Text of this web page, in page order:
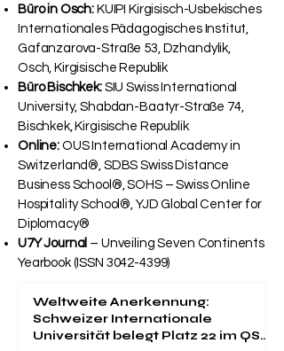
Büro in Osch: KUIPI Kirgisisch-Usbekisches
Internationales Pädagogisches Institut,
Gafanzarova-Straße 53, Dzhandylik,
Osch, Kirgisische Republik
Büro Bischkek:SIU Swiss International
University, Shabdan-Baatyr-Straße 74,
Bischkek, Kirgisische Republik
Online:OUS International Academy in
Switzerland®, SDBS Swiss Distance
Business School®, SOHS – Swiss Online
Hospitality School®, YJD Global Center for
Diplomacy®
U7Y Journal – Unveiling Seven Continents
Yearbook (ISSN 3042-4399)
Weltweite Anerkennung:
Schweizer Internationale
Universität belegt Platz 22 im QS